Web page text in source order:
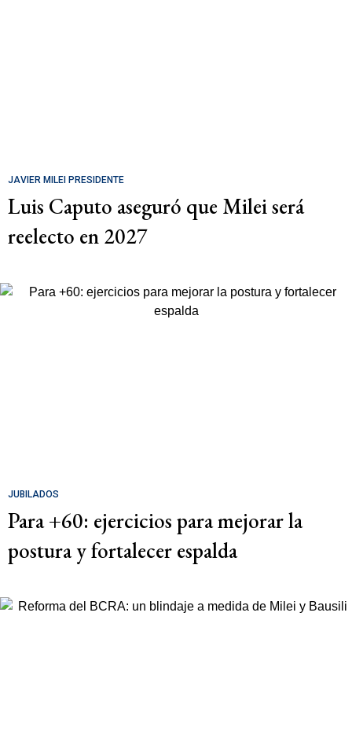
JAVIER MILEI PRESIDENTE
Luis Caputo aseguró que Milei será
reelecto en 2027
JUBILADOS
Para +60: ejercicios para mejorar la
postura y fortalecer espalda